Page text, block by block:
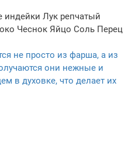
индейки Лук репчатый
Чеснок Яйцо Соль Перец
не просто из фарша, а из
они нежные и
в духовке, что делает их